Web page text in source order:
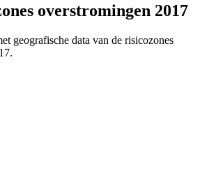
overstromingen 2017
geografische data van de risicozones